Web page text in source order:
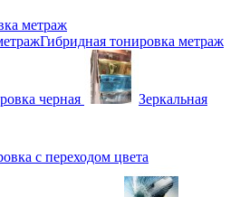
метраж
Гибридная тонировка метраж
черная Зеркальная
с переходом цвета